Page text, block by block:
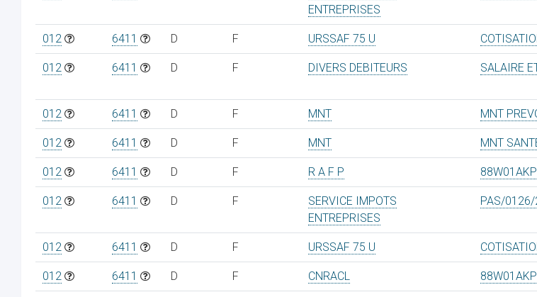
ENTREPRISES
012 6411 D F URSSAF 75 U
012 6411 D F DIVERS DEBITEURS SALAIRE
012 6411 D F MNT MNT
012 6411 D F MNT MNT
012 6411 D F R A F P
012 6411 D F
SERVICE IMPOTS
ENTREPRISES
PAS/
012 6411 D F URSSAF 75 U
012 6411 D F CNRACL